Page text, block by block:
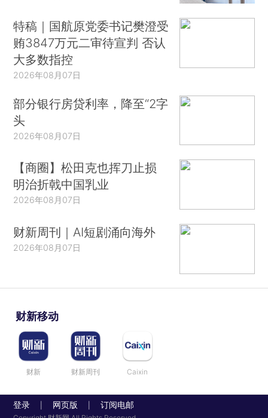
特稿｜国航原党委书记樊澄受
贿3847万元二审待宣判 否认
大多数指控
2026年08月07日
部分银行房贷利率，降至“2字
头
2026年08月07日
【商圈】松田克也挥刀止损
明治折戟中国乳业
2026年08月07日
财新周刊｜AI短剧涌向海外
2026年08月07日
财新移动
财新 财新周刊 Caixin
登录 网页版 订阅电邮